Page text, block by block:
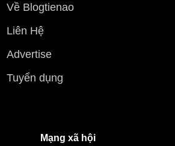
Về Blogtienao
Liên Hệ
Advertise
Tuyển dụng
Mạng xã hội